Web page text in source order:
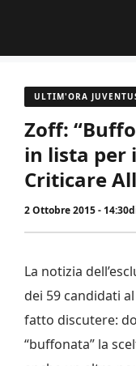
contenuto
ULTIM'ORA
Zoff:
in lista per
Criticare
2 Ottobre 2015 - 14:30
La notizia
dei 59 candidati
fatto discutere:
“buffonata” la